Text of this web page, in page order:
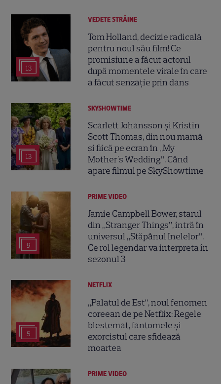
13
VEDETE STRĂINE
Tom Holland, decizie radicală
pentru noul său film! Ce
promisiune a făcut actorul
după momentele virale în care
a făcut senzație prin dans
13
SKYSHOWTIME
Scarlett Johansson și Kristin
Scott Thomas, din nou mamă
și fiică pe ecran în „My
Mother's Wedding”. Când
apare filmul pe SkyShowtime
9
PRIME VIDEO
Jamie Campbell Bower, starul
din „Stranger Things”, intră în
universul „Stăpânul Inelelor”.
Ce rol legendar va interpreta în
sezonul 3
5
NETFLIX
„Palatul de Est”, noul fenomen
coreean de pe Netflix: Regele
blestemat, fantomele și
exorcistul care sfidează
moartea
PRIME VIDEO